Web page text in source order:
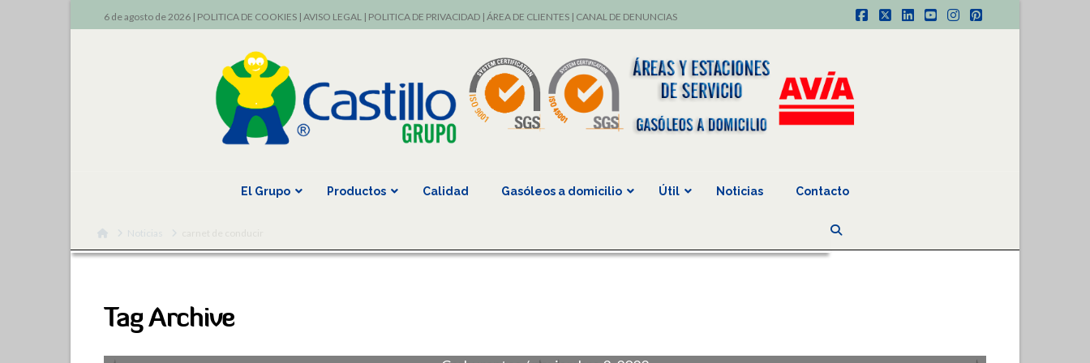
6 de agosto de 2026 | POLITICA DE COOKIES| AVISO LEGAL| POLITICA DE PRIVACIDAD| ÁREA DE CLIENTES| CANAL DE DENUNCIAS
Facebook
X LinkedIn
YouTube
Instagram
Pinterest
El Grupo Productos Calidad Gasóleos a domicilio Útil Noticias Contacto
HomeNoticias
Tag Archive